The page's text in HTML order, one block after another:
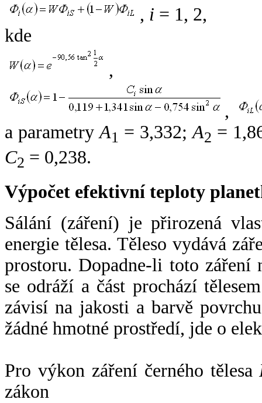
, i = 1, 2,
kde
,
,
a parametryA1 = 3,332;A2 =
C2 = 0,238.
Výpočet efektivní teploty
Sálání (záření) je přirozená
energie tělesa. Těleso vydává
prostoru. Dopadne-li toto záření
se odráží a část prochází
závisí na jakosti a barvě
žádné hmotné prostředí, jde o
Pro výkon záření černého tělesa
zákon